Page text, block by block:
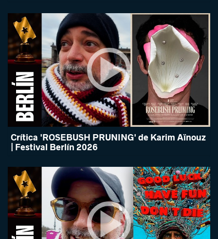
Crítica 'ROSEBUSH PRUNING' de Karim Aïnouz
| Festival Berlín 2026